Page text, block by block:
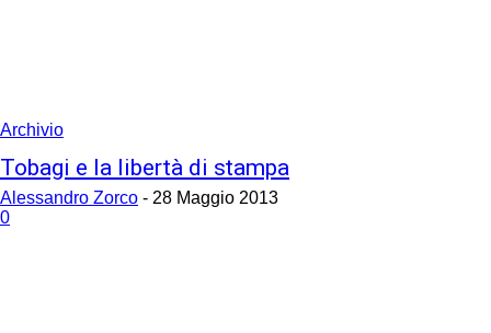
Archivio
Tobagi e la libertà di stampa
Alessandro Zorco - 28 Maggio 2013
0